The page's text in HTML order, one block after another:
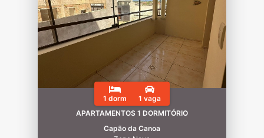
1 dorm
1 vaga
APARTAMENTOS 1 DORMITÓRIO
Capão da Canoa